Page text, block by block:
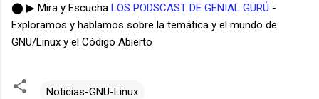
⬤ ▶ Mira y Escucha LOS PODSCAST DE GENIAL GURÚ -
Exploramos y hablamos sobre la temática y el mundo de
GNU/Linux y el Código Abierto
Noticias-GNU-Linux